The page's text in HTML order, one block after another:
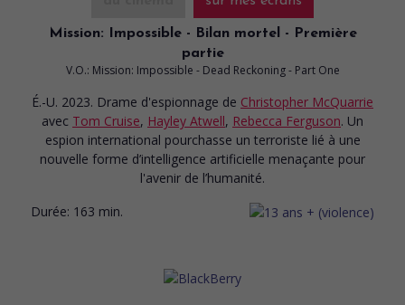
Mission: Impossible - Bilan mortel - Première
partie
V.O.: Mission: Impossible - Dead Reckoning - Part One
É.-U. 2023. Drame d'espionnage de Christopher McQuarrie
avec Tom Cruise, Hayley Atwell, Rebecca Ferguson. Un
espion international pourchasse un terroriste lié à une
nouvelle forme d’intelligence artificielle menaçante pour
l'avenir de l’humanité.
Durée: 163 min.